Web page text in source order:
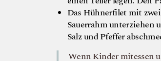
Das Hühnerfilet mit
Sauerrahm unterziehen
Salz und Pfeffer
Wenn Kinder mitessen